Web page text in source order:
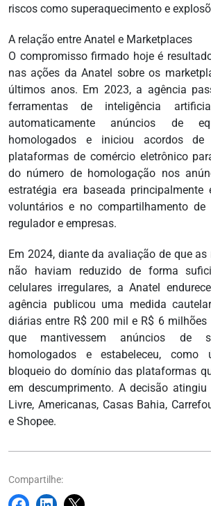
riscos como superaquecimento e
A relação entre Anatel e Marketplaces
O compromisso firmado hoje é
nas ações da Anatel sobre os
últimos anos. Em 2023, a agência
ferramentas de inteligência
automaticamente anúncios de
homologados e iniciou acordos de
plataformas de comércio eletrônico
do número de homologação nos
estratégia era baseada principalmente
voluntários e no compartilhamento de
regulador e empresas.
Em 2024, diante da avaliação de que
não haviam reduzido de forma
celulares irregulares, a Anatel
agência publicou uma medida
diárias entre R$ 200 mil e R$ 6 milhões
que mantivessem anúncios de
homologados e estabeleceu, como
bloqueio do domínio das plataformas
em descumprimento. A decisão atingiu
Livre, Americanas, Casas Bahia,
e Shopee.
Compartilhe: